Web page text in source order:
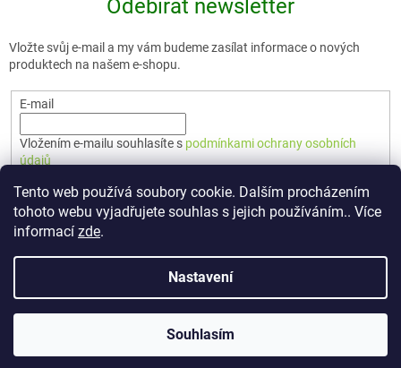
Tento web používá soubory cookie. Dalším procházením
tohoto webu vyjadřujete souhlas s jejich používáním.. Více
informací zde.
Nastavení
Souhlasím
Odebírat newsletter
Vložte svůj e-mail a my vám budeme zasílat informace o nových
produktech na našem e-shopu.
E-mail
Vložením e-mailu souhlasíte s podmínkami ochrany osobních
údajů
PŘIHLÁSIT SE
Vytvořil Shoptet Premium
🇨🇿 TERUNKA. Všechna práva vyhrazena.